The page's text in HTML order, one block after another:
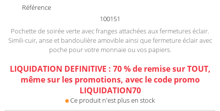
Référence
100151
Pochette de soirée verte avec franges attachées aux fermetures éclair.
Simili-cuir, anse et bandoulière amovible ainsi que fermeture éclair avec
poche pour votre monnaie ou vos papiers.
LIQUIDATION DEFINITIVE : 70 % de remise sur TOUT,
même sur les promotions, avec le code promo
LIQUIDATION70
Ce produit n'est plus en stock